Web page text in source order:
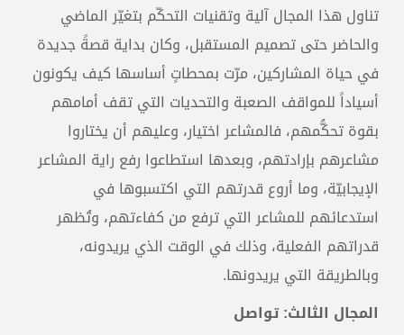
تناول هذا المجال آلية وتقنيات التحكّم بتغيّر الماضي
والحاضر حتى تصميم المستقبل، وكان بداية قصةً جديدة
في حياة المشاركين، مرّت بمحطاتٍ أساسها كيف يكونون
أسياداً للمواقف الصعبة والتحديات التي تقف أمامهم
بقوة تحكُّمهم، فالمشاعر اختيار، وعليهم أن يختاروا
مشاعرهم بإرادتهم، وبعدها استطاعوا رفع راية المشاعر
الإيجابيّة، وما أروع قدرتهم التي اكتسبوها في
استدعائهم للمشاعر التي ترفع من كفاءتهم، وتُظهر
قدراتهم الفعلية، وذلك في الوقت الذي يريدونه،
وبالطريقة التي يريدونها.
المجال الثالث: تواصل